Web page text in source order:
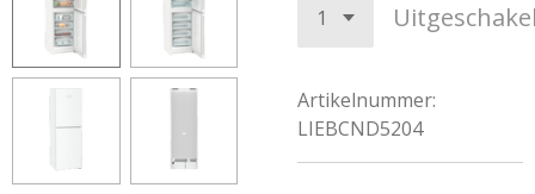
Artikelnummer:
LIEBCND5204